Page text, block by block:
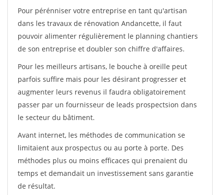
Pour pérénniser votre entreprise en tant qu'artisan
dans les travaux de rénovation Andancette, il faut
pouvoir alimenter régulièrement le planning chantiers
de son entreprise et doubler son chiffre d'affaires.
Pour les meilleurs artisans, le bouche à oreille peut
parfois suffire mais pour les désirant progresser et
augmenter leurs revenus il faudra obligatoirement
passer par un fournisseur de leads prospectsion dans
le secteur du bâtiment.
Avant internet, les méthodes de communication se
limitaient aux prospectus ou au porte à porte. Des
méthodes plus ou moins efficaces qui prenaient du
temps et demandait un investissement sans garantie
de résultat.